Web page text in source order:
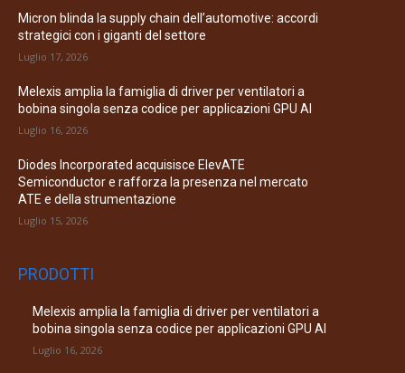
Micron blinda la supply chain dell’automotive: accordi
strategici con i giganti del settore
Luglio 17, 2026
Melexis amplia la famiglia di driver per ventilatori a
bobina singola senza codice per applicazioni GPU AI
Luglio 16, 2026
Diodes Incorporated acquisisce ElevATE
Semiconductor e rafforza la presenza nel mercato
ATE e della strumentazione
Luglio 15, 2026
PRODOTTI
Melexis amplia la famiglia di driver per ventilatori a
bobina singola senza codice per applicazioni GPU AI
Luglio 16, 2026